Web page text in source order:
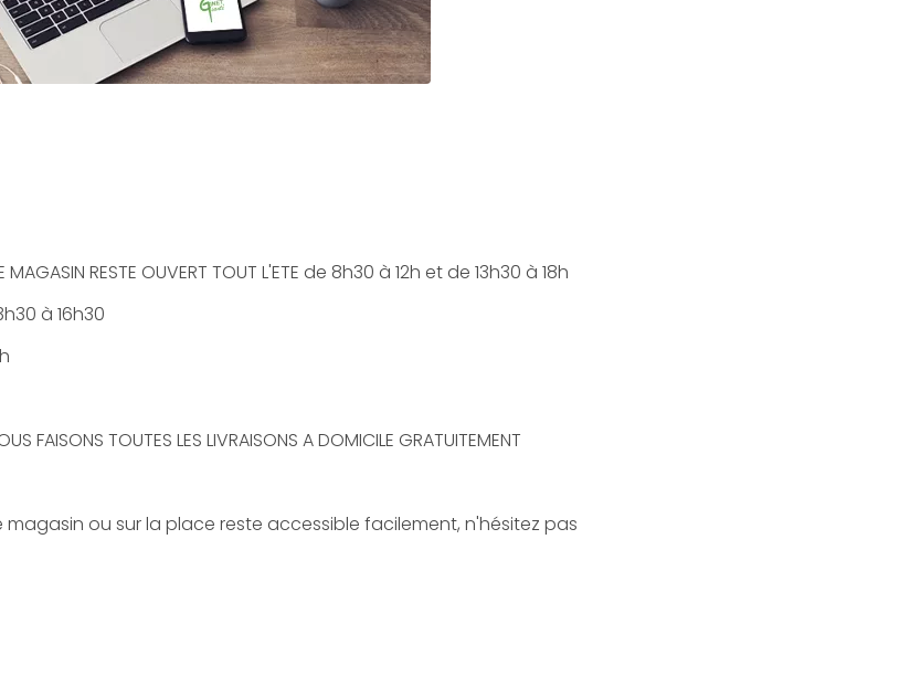
MAGASIN RESTE OUVERT TOUT L'ETE de 8h30 à 12h et de 13h30 à 18h
à 16h30
FAISONS TOUTES LES LIVRAISONS A DOMICILE GRATUITEMENT
ou sur la place reste accessible facilement, n'hésitez pas